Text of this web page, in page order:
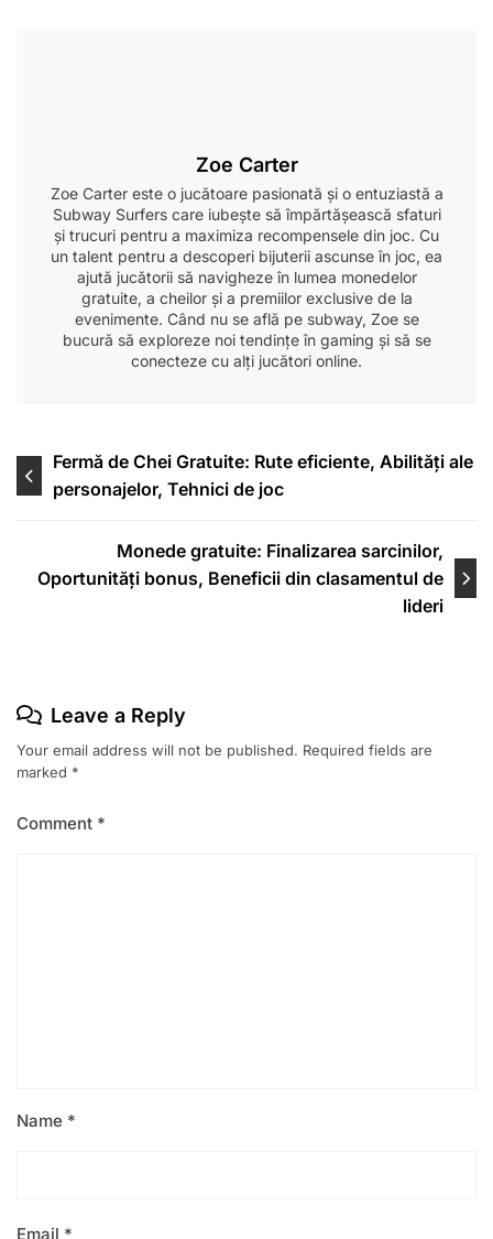
Zoe Carter
Zoe Carter este o jucătoare pasionată și o entuziastă a
Subway Surfers care iubește să împărtășească sfaturi
și trucuri pentru a maximiza recompensele din joc. Cu
un talent pentru a descoperi bijuterii ascunse în joc, ea
ajută jucătorii să navigheze în lumea monedelor
gratuite, a cheilor și a premiilor exclusive de la
evenimente. Când nu se află pe subway, Zoe se
bucură să exploreze noi tendințe în gaming și să se
conecteze cu alți jucători online.
Post
navigation
Fermă de Chei Gratuite: Rute eficiente, Abilități ale
personajelor, Tehnici de joc
Monede gratuite: Finalizarea sarcinilor,
Oportunități bonus, Beneficii din clasamentul de
lideri
Leave a Reply
Your email address will not be published. Required fields are
marked *
Comment *
Name *
Email *